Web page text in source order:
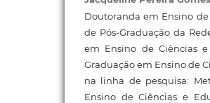
Doutoranda em Ensino
de Pós-Graduação da
em Ensino de Ciências
Graduação em Ensino de
na linha de pesquisa:
Ensino de Ciências e